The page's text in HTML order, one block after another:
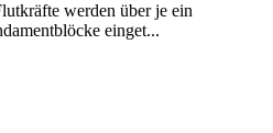
werden über je ein
einget...